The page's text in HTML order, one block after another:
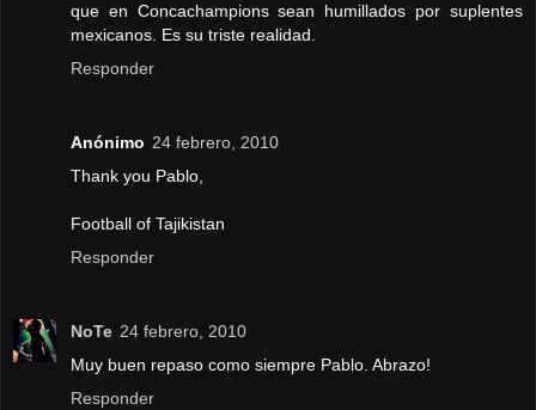
que en Concachampions sean humillados por suplentes
mexicanos. Es su triste realidad.
Responder
Anónimo 24 febrero, 2010
Thank you Pablo,
Football of Tajikistan
Responder
NoTe 24 febrero, 2010
Muy buen repaso como siempre Pablo. Abrazo!
Responder